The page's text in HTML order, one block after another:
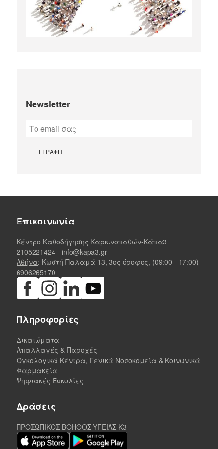
Newsletter
Επικοινωνία
Κέντρο Καθοδήγησης Καρκινοπαθών-Κάπα3
2105221424 - info@kapa3.gr
Αθήνα: Κωστή Παλαμά 13, 3ος όροφος, (09:00 - 17:00)
6906265170
Πληροφορίες
Δικαιώματα
Απαλλαγές & Παροχές
Ογκολογικά Κέντρα, Γενικά Νοσοκομεία & Κοινωνικά
Φαρμακεία
Ψηφιακές Ευκολίες
Δράσεις
ΠΡΟΣΩΠΙΚΟΣ ΒΟΗΘΟΣ ΥΓΕΙΑΣ K3